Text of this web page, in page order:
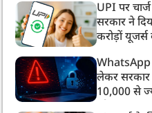
UPI पर
सरकार ने
करोड़ों यूजर्स
WhatsApp
लेकर सरकार
10,000 से